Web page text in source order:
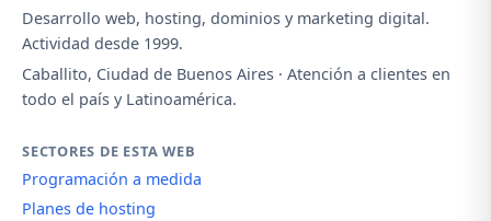
Desarrollo web, hosting, dominios y marketing digital.
Actividad desde 1999.
Caballito, Ciudad de Buenos Aires · Atención a clientes en
todo el país y Latinoamérica.
SECTORES DE ESTA WEB
Programación a medida
Planes de hosting